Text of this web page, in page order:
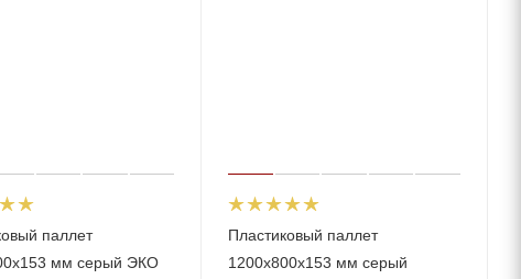
паллет
мм серый ЭКО
Пластиковый паллет
1200x800x153 мм серый